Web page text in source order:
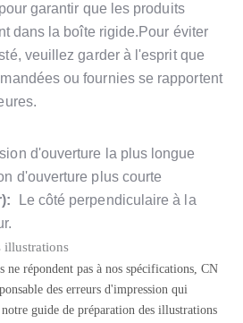
garantir que les produits
dans la boîte rigide.Pour éviter
veuillez garder à l'esprit que
ou fournies se rapportent
d'ouverture la plus longue
d'ouverture plus courte
Le côté perpendiculaire à la
illustrations
répondent pas à nos spécifications, CN
des erreurs d'impression qui
guide de préparation des illustrations